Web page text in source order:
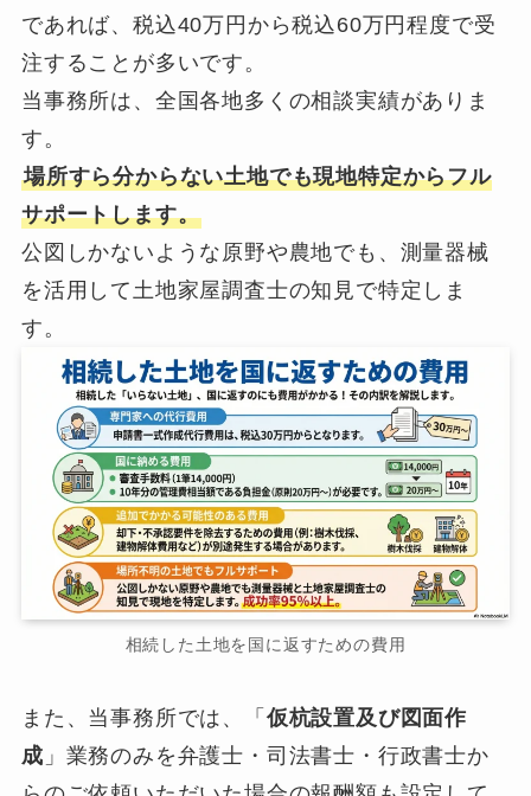
であれば、税込40万円から税込60万円程度で受
注することが多いです。
当事務所は、全国各地多くの相談実績がありま
す。
場所すら分からない土地でも現地特定からフル
サポートします。
公図しかないような原野や農地でも、測量器械
を活用して土地家屋調査士の知見で特定しま
す。
相続した土地を国に返すための費用
また、当事務所では、「 仮杭設置及び図面作
成 」業務のみを弁護士・司法書士・行政書士か